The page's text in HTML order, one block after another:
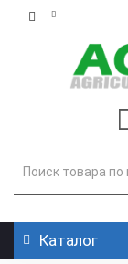
Каталог